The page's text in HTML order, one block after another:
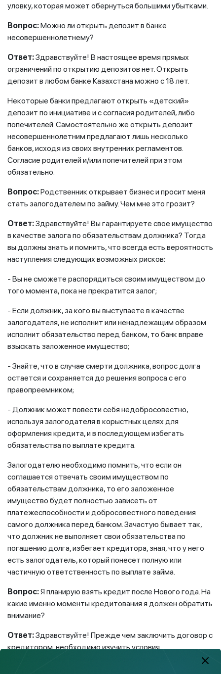
уловку, которая может обернуться большими убытками.
Вопрос:Можно ли открыть депозит в банке
несовершеннолетнему?
Ответ:Здравствуйте! В настоящее время прямых
ограничений по открытию депозитов нет. Открыть
депозит в любом банке Казахстана можно с 18 лет.
Некоторые банки предлагают открыть «детский»
депозит по инициативе и с согласия родителей, либо
попечителей. Самостоятельно же открыть депозит
несовершеннолетним предлагают лишь несколько
банков, исходя из своих внутренних регламентов.
Согласие родителей и/или попечителей при этом
обязательно.
Вопрос:Родственник открывает бизнес и просит меня
стать залогодателем по займу. Чем мне это грозит?
Ответ:Здравствуйте! Вы гарантируете свое имущество
в качестве залога по обязательствам должника? Тогда
вы должны знать и помнить, что всегда есть вероятность
наступления следующих возможных рисков:
- Вы не сможете распорядиться своим имуществом до
того момента, пока не прекратится залог;
- Если должник, за кого вы выступаете в качестве
залогодателя, не исполнит или ненадлежащим образом
исполнит обязательство перед банком, то банк вправе
взыскать заложенное имущество;
- Знайте, что в случае смерти должника, вопрос долга
остается и сохраняется до решения вопроса с его
правопреемником;
- Должник может повести себя недобросовестно,
используя залогодателя в корыстных целях для
оформления кредита, и в последующем избегать
обязательства по выплате кредита.
Залогодателю необходимо помнить, что если он
соглашается отвечать своим имуществом по
обязательствам должника, то его заложенное
имущество будет полностью зависеть от
платежеспособности и добросовестного поведения
самого должника перед банком. Зачастую бывает так,
что должник не выполняет свои обязательства по
погашению долга, избегает кредитора, зная, что у него
есть залогодатель, который понесет полную или
частичную ответственность по выплате займа.
Вопрос:Я планирую взять кредит после Нового года. На
какие именно моменты кредитования я должен обратить
внимание?
Ответ:Здравствуйте! Прежде чем заключить договор с
кредитором, необходимо изучить условия